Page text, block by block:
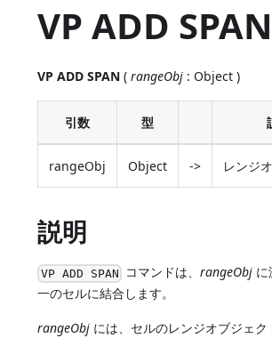
VP ADD SPAN
VP ADD SPAN (rangeObj : Object )
引数 型
rangeObj Object -> レンジ
説明
VP ADD SPAN コマンドは、 rangeObjに
一のセルに結合します。
rangeObj には、セルのレンジオブジェク